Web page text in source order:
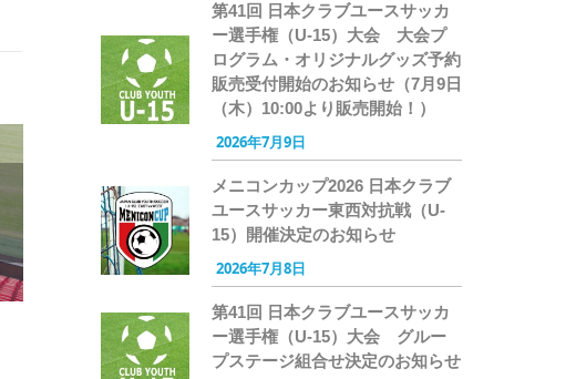
第41回 日本クラブユースサッカ
ー選手権（U-15）大会 大会プ
ログラム・オリジナルグッズ予約
販売受付開始のお知らせ（7月9日
（木）10:00より販売開始！）
2026年7月9日
メニコンカップ2026 日本クラブ
ユースサッカー東西対抗戦（U-
15）開催決定のお知らせ
2026年7月8日
第41回 日本クラブユースサッカ
ー選手権（U-15）大会 グルー
プステージ組合せ決定のお知らせ